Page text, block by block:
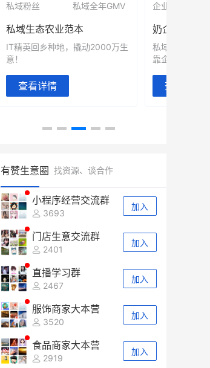
私域粉丝
私域全年GMV
私域生态农业范本
IT精英回乡种地，撬动2000万生
意！
查看详情
奶企靠企业
私域样本打法
靠企业微信实
查看详情
有赞生意圈 找资源、谈合作
小程序经营交流群
3693
加入
门店生意交流群
2401
加入
直播学习群
2467
加入
服饰商家大本营
3520
加入
食品商家大本营
2919
加入